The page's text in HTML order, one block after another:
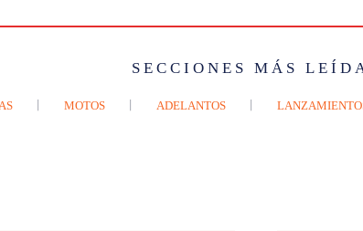
SECCIONES MÁS
MOTOS ADELANTOS